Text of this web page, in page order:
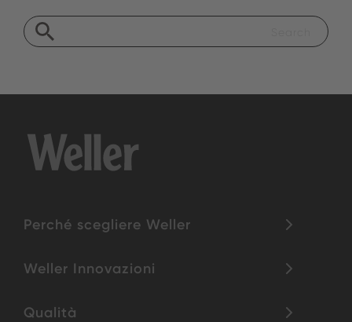
Perché scegliere Weller
Weller Innovazioni
Qualità